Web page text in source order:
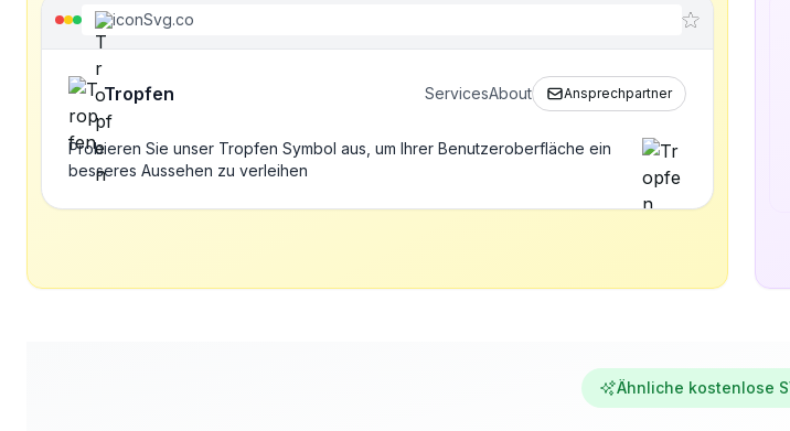
iconSvg.co
Tropfen ServicesAbout Ansprechpartner
Probieren Sie unser Tropfen Symbol aus, um Ihrer Benutzeroberfläche ein
besseres Aussehen zu verleihen
Ähnliche kostenlose